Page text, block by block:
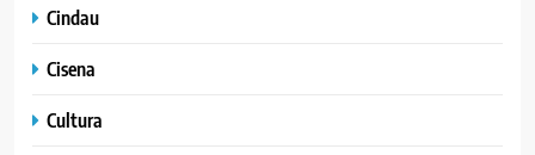
Cindau
Cisena
Cultura